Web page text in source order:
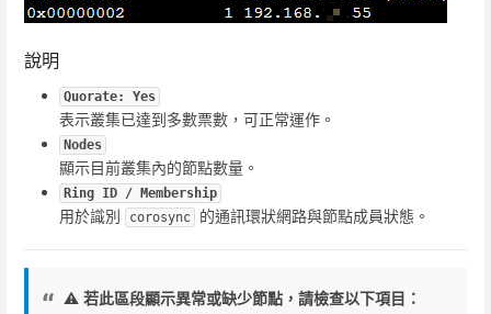
說明
Quorate: Yes
表示叢集已達到多數票數，可正常運作。
Nodes
顯示目前叢集內的節點數量。
Ring ID / Membership
用於識別 corosync 的通訊環狀網路與節點成員狀態。
⚠️ 若此區段顯示異常或缺少節點，請檢查以下項目：